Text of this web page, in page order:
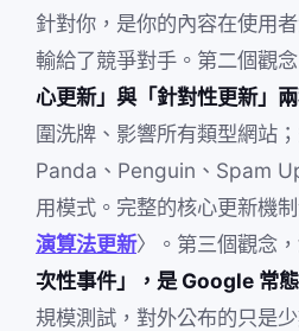
針對你，是你的內容在使用
輸給了競爭對手。第二個觀念
心更新」與「針對性更新」
圍洗牌、影響所有類型網站
Panda、Penguin、Spam
用模式。完整的核心更新機
演算法更新〉。第三個觀念，
次性事件」，是 Google 常態
規模測試，對外公布的只是